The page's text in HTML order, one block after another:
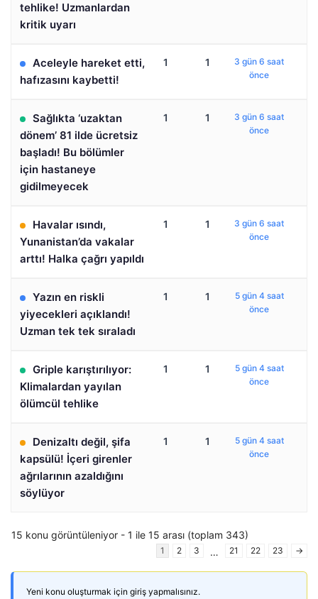
tehlike! Uzmanlardan
kritik uyarı
Aceleyle hareket etti,
hafızasını kaybetti!
1 1
3 gün 6 saat
önce
Sağlıkta ‘uzaktan
dönem’ 81 ilde ücretsiz
başladı! Bu bölümler
için hastaneye
gidilmeyecek
1 1
3 gün 6 saat
önce
Havalar ısındı,
Yunanistan’da vakalar
arttı! Halka çağrı yapıldı
1 1
3 gün 6 saat
önce
Yazın en riskli
yiyecekleri açıklandı!
Uzman tek tek sıraladı
1 1
5 gün 4 saat
önce
Griple karıştırılıyor:
Klimalardan yayılan
ölümcül tehlike
1 1
5 gün 4 saat
önce
Denizaltı değil, şifa
kapsülü! İçeri girenler
ağrılarının azaldığını
söylüyor
1 1
5 gün 4 saat
önce
15 konu görüntüleniyor - 1 ile 15 arası (toplam 343)
1 2 3 … 21 22 23 →
Yeni konu oluşturmak için giriş yapmalısınız.